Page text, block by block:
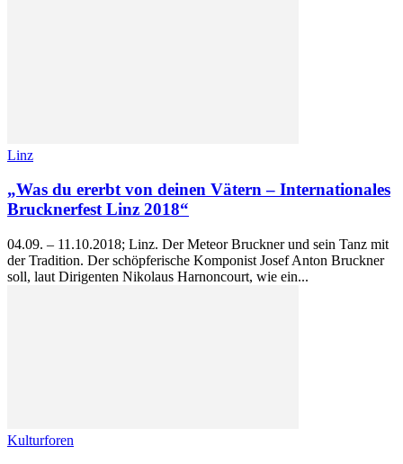
Linz
„Was du ererbt von deinen Vätern – Internationales
Brucknerfest Linz 2018“
04.09. – 11.10.2018; Linz. Der Meteor Bruckner und sein Tanz mit
der Tradition. Der schöpferische Komponist Josef Anton Bruckner
soll, laut Dirigenten Nikolaus Harnoncourt, wie ein...
Kulturforen